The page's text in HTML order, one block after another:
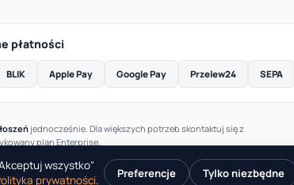
płatności
BLIK Apple Pay Google Pay Przelew24 SEPA
jednocześnie. Dla większych potrzeb skontaktuj się z
plan Enterprise.
wszystko"
prywatności. Preferencje Tylko niezbędne